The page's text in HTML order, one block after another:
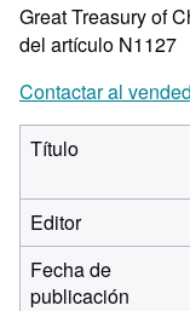
Great Treasury of
del artículo N1127
Contactar al
Título
Editor
Fecha de
publicación